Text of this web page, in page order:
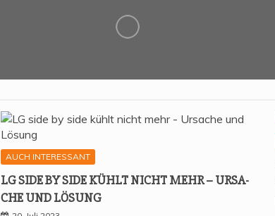
AUCH INTERESSANT
LG SIDE BY SIDE KÜHLT NICHT MEHR – URSA­
CHE UND LÖSUNG